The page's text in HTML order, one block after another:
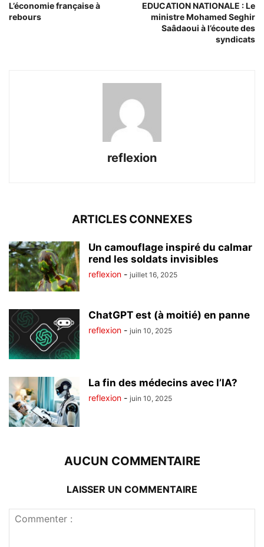
L’économie française à
rebours
EDUCATION NATIONALE : Le
ministre Mohamed Seghir
Saâdaoui à l’écoute des
syndicats
reflexion
ARTICLES CONNEXES
Un camouflage inspiré du calmar
rend les soldats invisibles
reflexion - juillet 16, 2025
ChatGPT est (à moitié) en panne
reflexion - juin 10, 2025
La fin des médecins avec l’IA?
reflexion - juin 10, 2025
AUCUN COMMENTAIRE
LAISSER UN COMMENTAIRE